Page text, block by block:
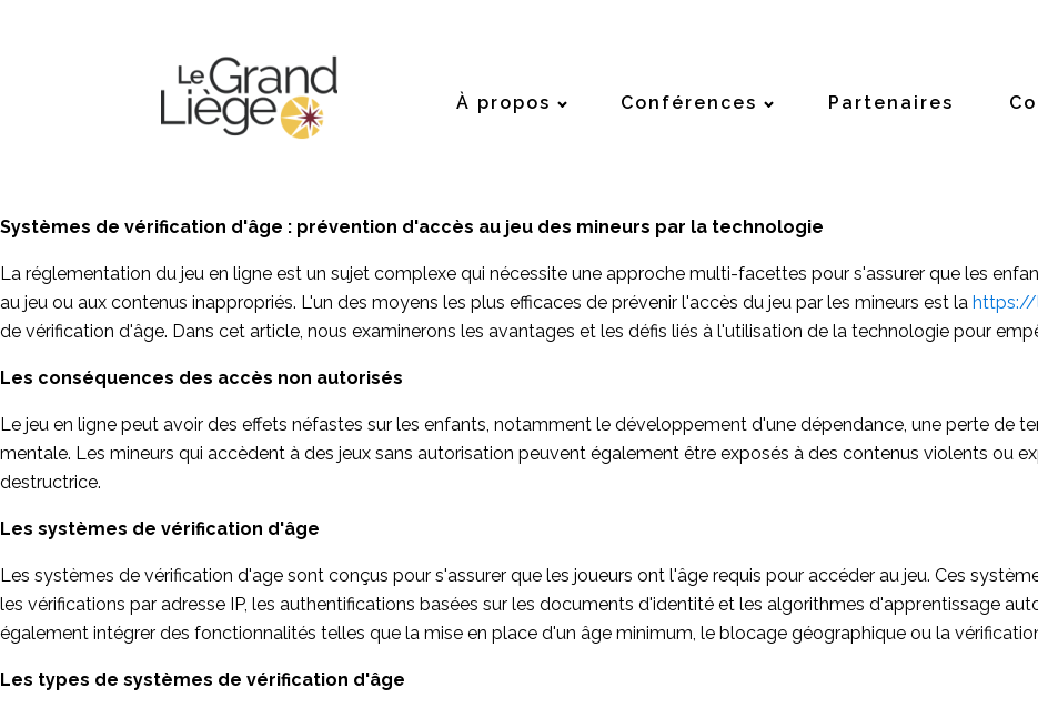
À propos Conférences Partenaires
Systèmes de vérification d'âge : prévention d'accès au jeu des mineurs par la technologie
La réglementation du jeu en ligne est un sujet complexe qui nécessite une approche multi-facettes pour s'assurer que les
au jeu ou aux contenus inappropriés. L'un des moyens les plus efficaces de prévenir l'accès du jeu par les mineurs est la https://
de vérification d'âge. Dans cet article, nous examinerons les avantages et les défis liés à l'utilisation de la technologie pour
Les conséquences des accès non autorisés
Le jeu en ligne peut avoir des effets néfastes sur les enfants, notamment le développement d'une dépendance, une perte de
mentale. Les mineurs qui accèdent à des jeux sans autorisation peuvent également être exposés à des contenus violents ou
destructrice.
Les systèmes de vérification d'âge
Les systèmes de vérification d'age sont conçus pour s'assurer que les joueurs ont l'âge requis pour accéder au jeu. Ces
les vérifications par adresse IP, les authentifications basées sur les documents d'identité et les algorithmes d'apprentissage
également intégrer des fonctionnalités telles que la mise en place d'un âge minimum, le blocage géographique ou la
Les types de systèmes de vérification d'âge